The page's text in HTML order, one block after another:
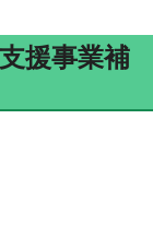
援事業補